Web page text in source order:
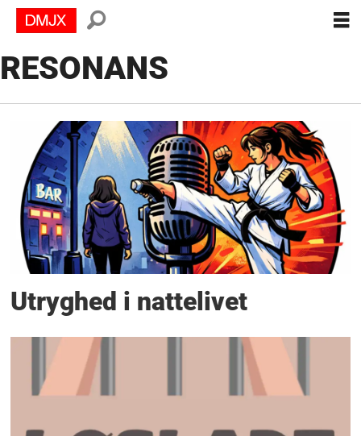
RESONANS
Tag:
freaexe
Utryghed i nattelivet